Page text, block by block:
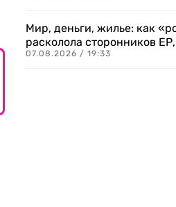
Мир, деньги, жилье: как
расколола сторонников
07.08.2026 / 19:33